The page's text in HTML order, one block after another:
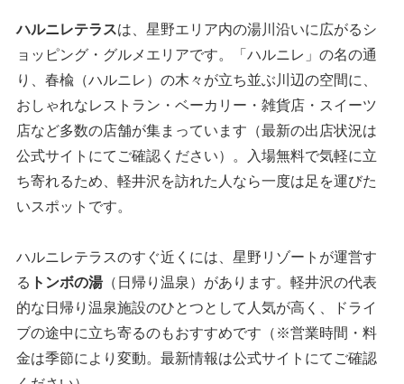
ハルニレテラスは、星野エリア内の湯川沿いに広がるシ
ョッピング・グルメエリアです。「ハルニレ」の名の通
り、春楡（ハルニレ）の木々が立ち並ぶ川辺の空間に、
おしゃれなレストラン・ベーカリー・雑貨店・スイーツ
店など多数の店舗が集まっています（最新の出店状況は
公式サイトにてご確認ください）。入場無料で気軽に立
ち寄れるため、軽井沢を訪れた人なら一度は足を運びた
いスポットです。
ハルニレテラスのすぐ近くには、星野リゾートが運営す
る トンボの湯（日帰り温泉）があります。軽井沢の代表
的な日帰り温泉施設のひとつとして人気が高く、ドライ
ブの途中に立ち寄るのもおすすめです（※営業時間・料
金は季節により変動。最新情報は公式サイトにてご確認